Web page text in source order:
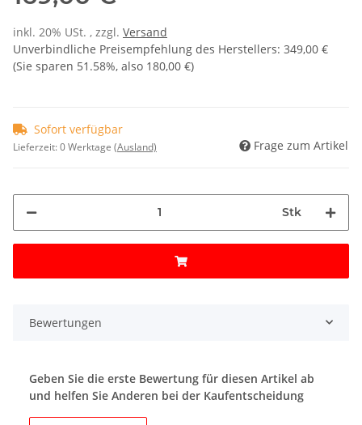
inkl. 20% USt. , zzgl. Versand
Unverbindliche Preisempfehlung des Herstellers: 349,00 €
(Sie sparen 51.58%, also 180,00 €)
Sofort verfügbar
Lieferzeit:0 Werktage (Ausland) Frage zum Artikel
Stk
Bewertungen
Geben Sie die erste Bewertung für diesen Artikel ab
und helfen Sie Anderen bei der Kaufentscheidung